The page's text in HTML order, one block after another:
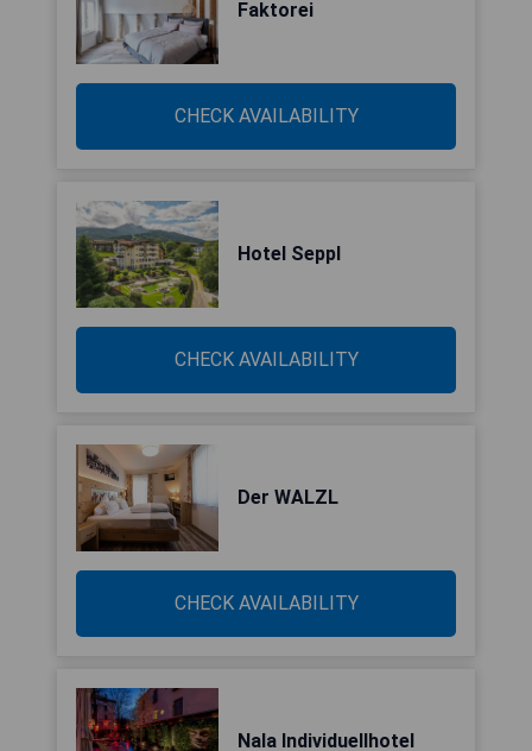
Faktorei
CHECK AVAILABILITY
Hotel Seppl
CHECK AVAILABILITY
Der WALZL
CHECK AVAILABILITY
Nala Individuellhotel